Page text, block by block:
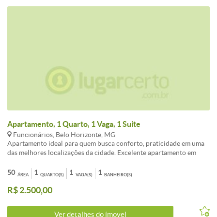
Apartamento, 1 Quarto, 1 Vaga, 1 Suite
Funcionários, Belo Horizonte, MG
Apartamento ideal para quem busca conforto, praticidade em uma
das melhores localizações da cidade. Excelente apartamento em
quarto com piso em laminado de madeira com armário. Cozinha
americana com armários e fogão. Banheiro com box blindex. Área
de serviço com armário. 01 vaga de garagem. Prédio com porteiro
alteração sem aviso prévio. * IPTU anual R$3.239,90 (Parcelado
ÁREA
50 QUARTO(S)
1 VAGA(S)
1 BANHEIRO(S)
1
R$ 2.500,00
Ver detalhes do ímovel